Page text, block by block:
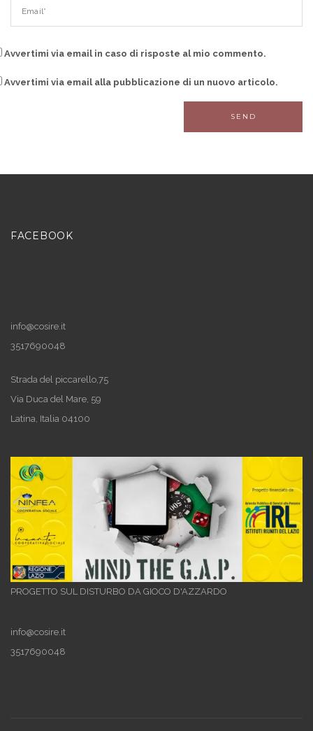
Avvertimi via email in caso di risposte al mio commento.
Avvertimi via email alla pubblicazione di un nuovo articolo.
FACEBOOK
info@cosire.it
3517690048
Strada del piccarello,75
Via Duca del Mare, 59
Latina, Italia 04100
PROGETTO SUL DISTURBO DA GIOCO D'AZZARDO
info@cosire.it
3517690048